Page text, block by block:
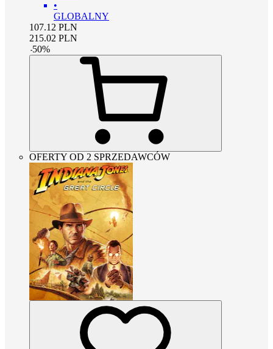
•
GLOBALNY
107.12 PLN
215.02 PLN
-50%
OFERTY OD 2 SPRZEDAWCÓW